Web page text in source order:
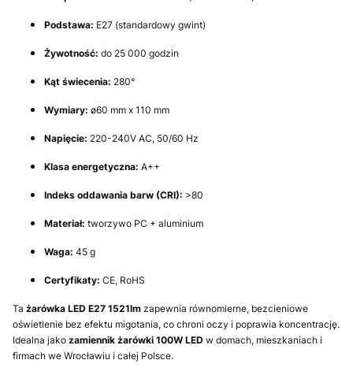
Podstawa: E27 (standardowy gwint)
Żywotność: do 25 000 godzin
Kąt świecenia: 280°
Wymiary: ø60 mm x 110 mm
Napięcie: 220-240V AC, 50/60 Hz
Klasa energetyczna: A++
Indeks oddawania barw (CRI): >80
Materiał: tworzywo PC + aluminium
Waga: 45 g
Certyfikaty: CE, RoHS
Ta żarówka LED E27 1521lm zapewnia równomierne, bezcieniowe
oświetlenie bez efektu migotania, co chroni oczy i poprawia koncentrację.
Idealna jako zamiennik żarówki 100W LED w domach, mieszkaniach i
firmach we Wrocławiu i całej Polsce.